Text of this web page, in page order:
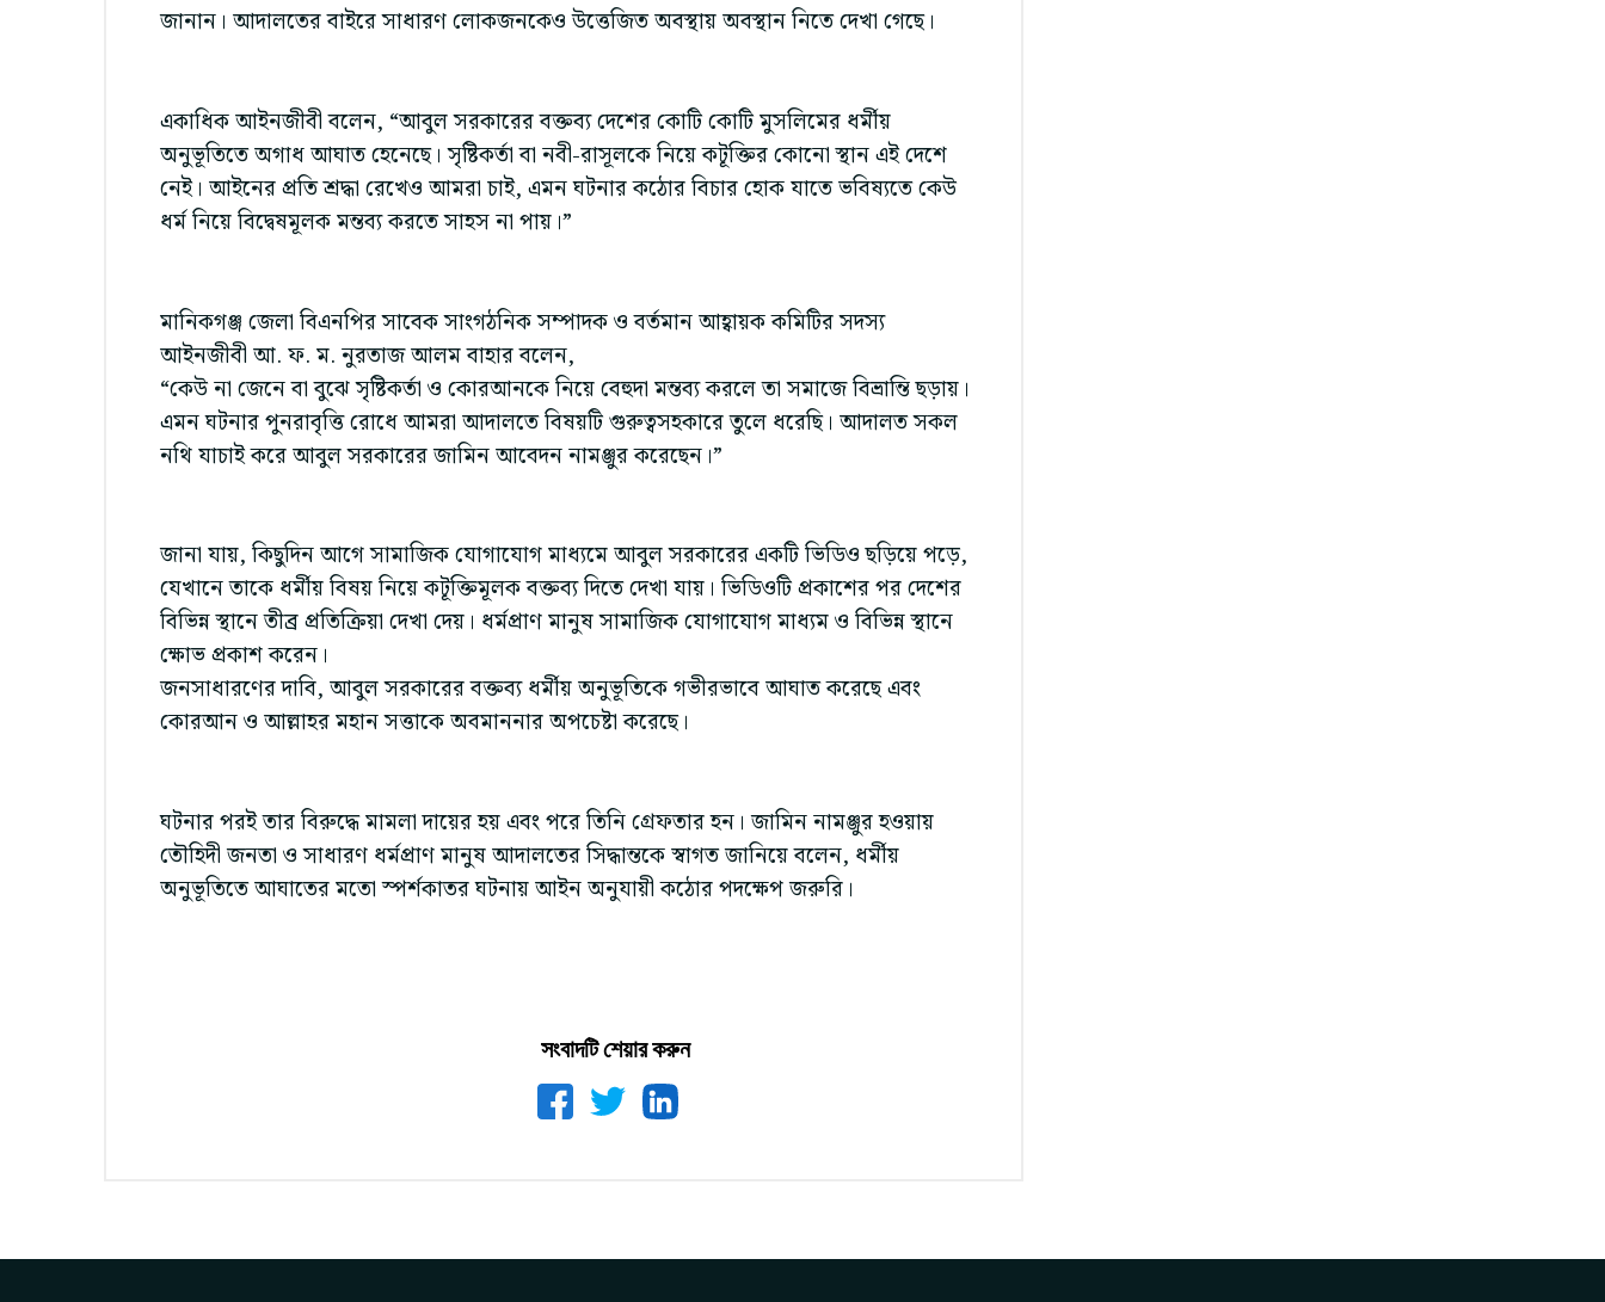
জানান। আদালতের বাইরে সাধারণ লোকজনকেও উত্তেজিত অবস্থায় অবস্থান নিতে দেখা গেছে।
একাধিক আইনজীবী বলেন, “আবুল সরকারের বক্তব্য দেশের কোটি কোটি মুসলিমের ধর্মীয়
অনুভূতিতে অগাধ আঘাত হেনেছে। সৃষ্টিকর্তা বা নবী-রাসূলকে নিয়ে কটূক্তির কোনো স্থান এই দেশে
নেই। আইনের প্রতি শ্রদ্ধা রেখেও আমরা চাই, এমন ঘটনার কঠোর বিচার হোক যাতে ভবিষ্যতে কেউ
ধর্ম নিয়ে বিদ্বেষমূলক মন্তব্য করতে সাহস না পায়।”
মানিকগঞ্জ জেলা বিএনপির সাবেক সাংগঠনিক সম্পাদক ও বর্তমান আহ্বায়ক কমিটির সদস্য
আইনজীবী আ. ফ. ম. নুরতাজ আলম বাহার বলেন,
“কেউ না জেনে বা বুঝে সৃষ্টিকর্তা ও কোরআনকে নিয়ে বেহুদা মন্তব্য করলে তা সমাজে বিভ্রান্তি ছড়ায়।
এমন ঘটনার পুনরাবৃত্তি রোধে আমরা আদালতে বিষয়টি গুরুত্বসহকারে তুলে ধরেছি। আদালত সকল
নথি যাচাই করে আবুল সরকারের জামিন আবেদন নামঞ্জুর করেছেন।”
জানা যায়, কিছুদিন আগে সামাজিক যোগাযোগ মাধ্যমে আবুল সরকারের একটি ভিডিও ছড়িয়ে পড়ে,
যেখানে তাকে ধর্মীয় বিষয় নিয়ে কটূক্তিমূলক বক্তব্য দিতে দেখা যায়। ভিডিওটি প্রকাশের পর দেশের
বিভিন্ন স্থানে তীব্র প্রতিক্রিয়া দেখা দেয়। ধর্মপ্রাণ মানুষ সামাজিক যোগাযোগ মাধ্যম ও বিভিন্ন স্থানে
ক্ষোভ প্রকাশ করেন।
জনসাধারণের দাবি, আবুল সরকারের বক্তব্য ধর্মীয় অনুভূতিকে গভীরভাবে আঘাত করেছে এবং
কোরআন ও আল্লাহর মহান সত্তাকে অবমাননার অপচেষ্টা করেছে।
ঘটনার পরই তার বিরুদ্ধে মামলা দায়ের হয় এবং পরে তিনি গ্রেফতার হন। জামিন নামঞ্জুর হওয়ায়
তৌহিদী জনতা ও সাধারণ ধর্মপ্রাণ মানুষ আদালতের সিদ্ধান্তকে স্বাগত জানিয়ে বলেন, ধর্মীয়
অনুভূতিতে আঘাতের মতো স্পর্শকাতর ঘটনায় আইন অনুযায়ী কঠোর পদক্ষেপ জরুরি।
সংবাদটি শেয়ার করুন